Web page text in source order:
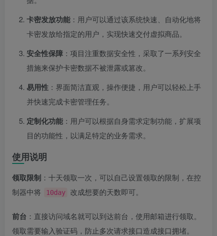
卡密发放功能 ：用户可以通过该系统快速、自动化地将
卡密发放给指定的用户，实现快速交付虚拟商品。
安全性保障 ：项目注重数据安全性，采取了一系列安全
措施来保护卡密数据不被泄露或篡改。
易用性 ：界面简洁直观，操作便捷，用户可以轻松上手
并快速完成卡密管理任务。
定制化功能 ：用户可以根据自身需求定制功能，扩展项
目的功能性，以满足特定的业务需求。
使用说明
领取限制 ：十天领取一次，可以自己设置领取的限制，在控
制器中将
10day 改成想要的天数即可。
前台 ：直接访问域名就可以到达前台，使用邮箱进行领取。
领取需要输入验证码，防止多次请求接口造成接口拥堵。